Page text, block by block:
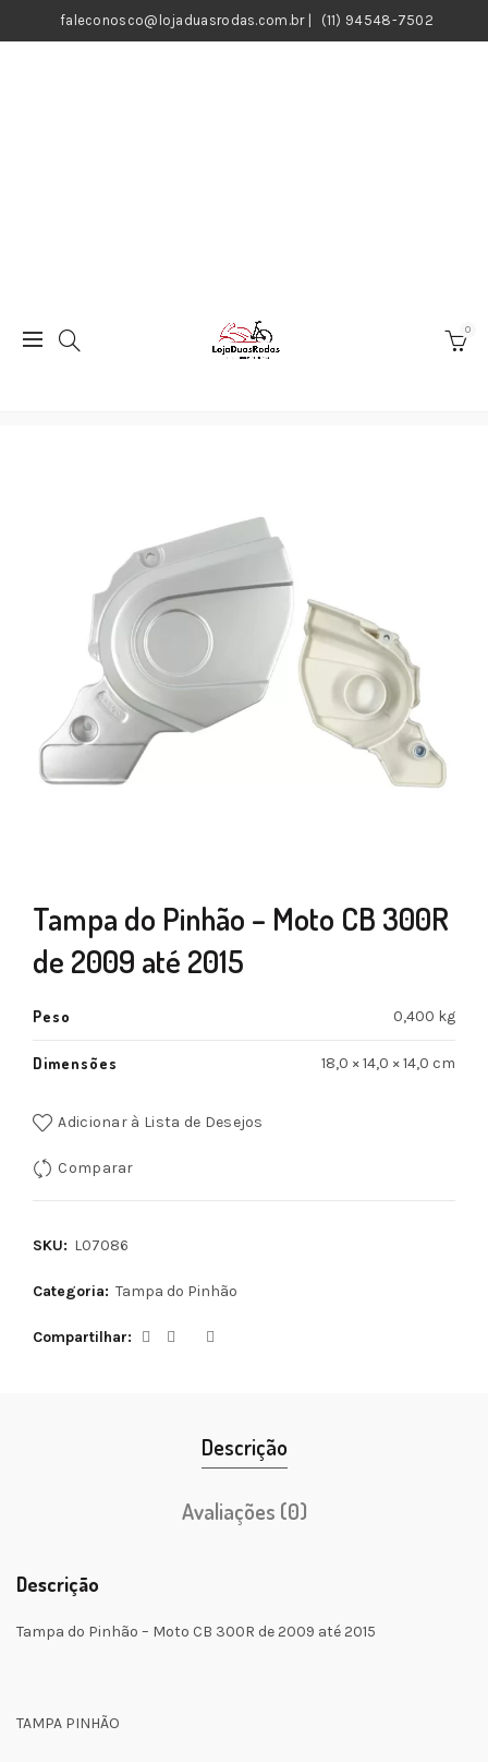
faleconosco@lojaduasrodas.com.br| (11) 94548-7502
0
Tampa do Pinhão – Moto CB 300R
de 2009 até 2015
Peso 0,400 kg
Dimensões 18,0 × 14,0 × 14,0 cm
Adicionar à Lista de Desejos
Comparar
SKU: L07086
Categoria: Tampa do Pinhão
Compartilhar
Descrição
Avaliações (0)
Descrição
Tampa do Pinhão – Moto CB 300R de 2009 até 2015
TAMPA PINHÃO